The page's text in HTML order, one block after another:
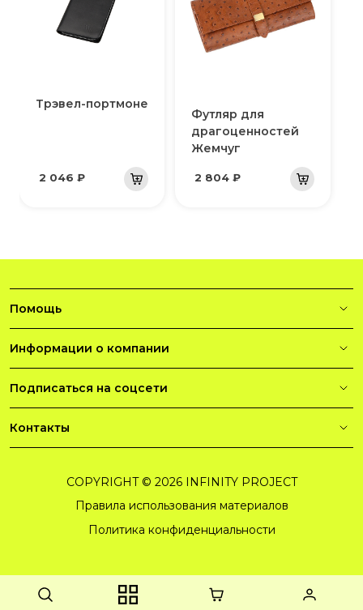
Трэвел-портмоне
2 046 ₽
Футляр для
драгоценностей
Жемчуг
2 804 ₽
Помощь
Информации о компании
Подписаться на соцсети
Контакты
COPYRIGHT © 2026 INFINITY PROJECT
Правила использования материалов
Политика конфиденциальности